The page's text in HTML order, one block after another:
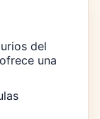
del
una